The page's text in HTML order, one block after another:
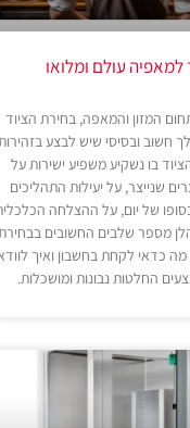
למאפיה עולם ומלואו
המזון והמאפה, בחירת הציוד
חשוב ובסיסי שיש לבצע
בו נשקיע משפיע ישירות על
שנייצר, על יעילות התהליכים
של יום, על ההצלחה
מספר שלבים החשובים
כדאי לקחת בחשבון ואיך
החלטות נבונות ומושכלות.